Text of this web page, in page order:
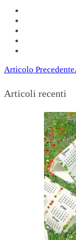
Articolo Precedente
Articoli recenti